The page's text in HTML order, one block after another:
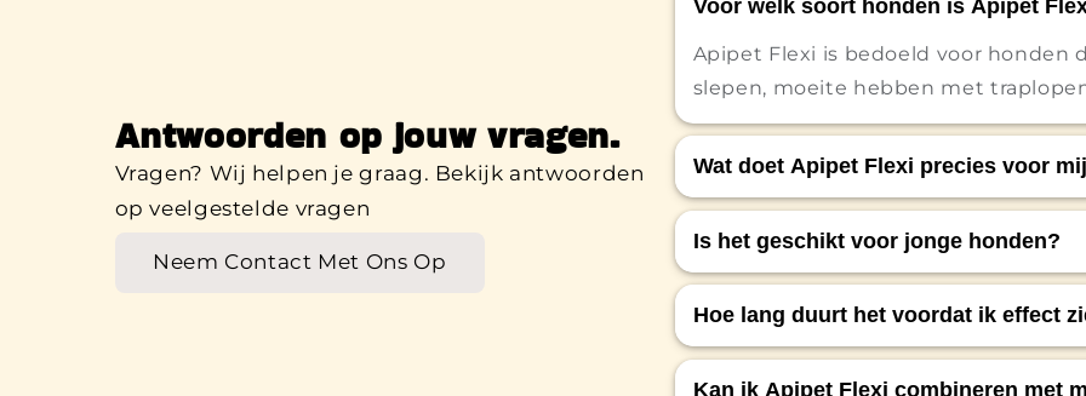
Voor welk soort honden is Apipet
Apipet Flexi is bedoeld voor honden
slepen, moeite hebben met
Wat doet Apipet Flexi precies voor
Het ondersteunt het kraakbeen,
mobiliteit en helpt
Is het geschikt voor jonge honden?
Apipet Flexi is in eerste instantie
mobiliteitsproblemen, maar kan ook
honden.
Hoe lang duurt het voordat ik effect
De meeste hondenbaasjes merken
Kan ik Apipet Flexi combineren met
Antwoorden op jouw vragen.
Vragen? Wij helpen je graag. Bekijk antwoorden
op veelgestelde vragen
Neem Contact Met Ons Op